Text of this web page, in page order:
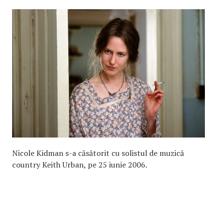
Nicole Kidman s-a căsătorit cu solistul de muzică
country Keith Urban, pe 25 iunie 2006.